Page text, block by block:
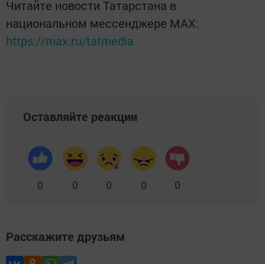
Читайте новости Татарстана в
национальном мессенджере MАХ:
https://max.ru/tatmedia
Оставляйте реакции
0 0 0 0 0
Расскажите друзьям